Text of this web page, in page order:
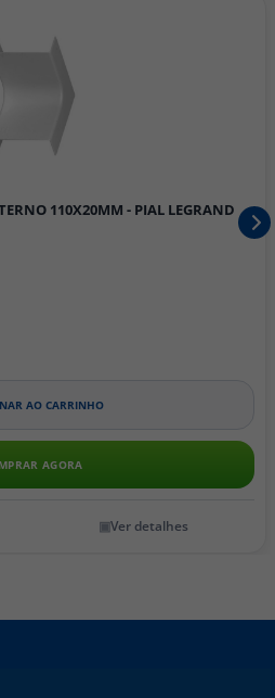
110X20MM - PIAL LEGRAND
AO CARRINHO
AGORA
Ver detalhes